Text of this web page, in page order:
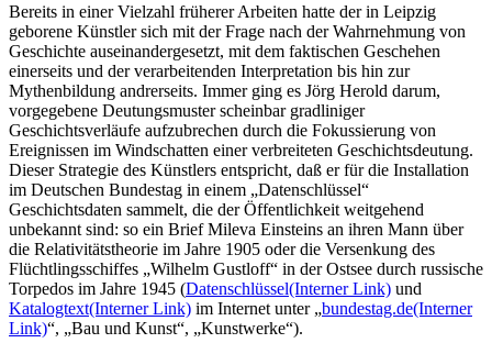
Bereits in einer Vielzahl früherer Arbeiten hatte der in Leipzig
geborene Künstler sich mit der Frage nach der Wahrnehmung von
Geschichte auseinandergesetzt, mit dem faktischen Geschehen
einerseits und der verarbeitenden Interpretation bis hin zur
Mythenbildung andrerseits. Immer ging es Jörg Herold darum,
vorgegebene Deutungsmuster scheinbar gradliniger
Geschichtsverläufe aufzubrechen durch die Fokussierung von
Ereignissen im Windschatten einer verbreiteten Geschichtsdeutung.
Dieser Strategie des Künstlers entspricht, daß er für die Installation
im Deutschen Bundestag in einem „Datenschlüssel“
Geschichtsdaten sammelt, die der Öffentlichkeit weitgehend
unbekannt sind: so ein Brief Mileva Einsteins an ihren Mann über
die Relativitätstheorie im Jahre 1905 oder die Versenkung des
Flüchtlingsschiffes „Wilhelm Gustloff“ in der Ostsee durch russische
Torpedos im Jahre 1945 (Datenschlüssel(Interner Link) und
Katalogtext(Interner Link) im Internet unter „bundestag.de(Interner
Link)“, „Bau und Kunst“, „Kunstwerke“).